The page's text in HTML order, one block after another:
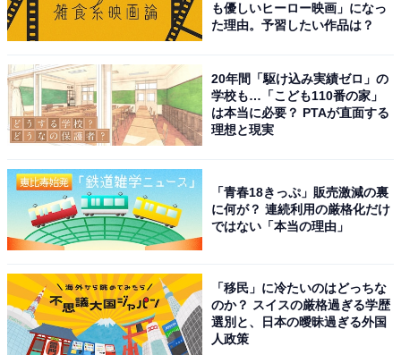
も優しいヒーロー映画」になっ
た理由。予習したい作品は？
20年間「駆け込み実績ゼロ」の
学校も…「こども110番の家」
は本当に必要？ PTAが直面する
理想と現実
「青春18きっぷ」販売激減の裏
に何が？ 連続利用の厳格化だけ
ではない「本当の理由」
「移民」に冷たいのはどっちな
のか？ スイスの厳格過ぎる学歴
選別と、日本の曖昧過ぎる外国
人政策